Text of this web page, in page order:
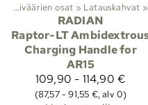
Kiväärien osat ‪» Latauskahvat ‪»
RADIAN
Raptor-LT
Charging Handle for
AR15
109,90 - 114,90 €
(87,57 - 91,55 €, alv 0)
‪» Aseiden osat ‪»